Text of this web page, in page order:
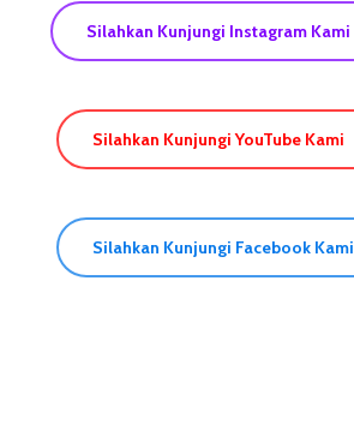
Silahkan Kunjungi Instagram Kami
Silahkan Kunjungi YouTube Kami
Silahkan Kunjungi Facebook Kami